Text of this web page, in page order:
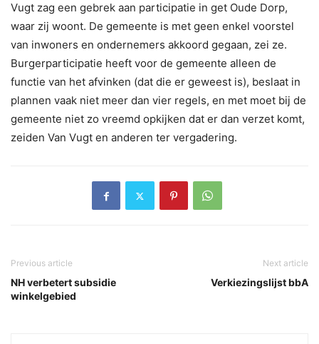
Vugt zag een gebrek aan participatie in get Oude Dorp,
waar zij woont. De gemeente is met geen enkel voorstel
van inwoners en ondernemers akkoord gegaan, zei ze.
Burgerparticipatie heeft voor de gemeente alleen de
functie van het afvinken (dat die er geweest is), beslaat in
plannen vaak niet meer dan vier regels, en met moet bij de
gemeente niet zo vreemd opkijken dat er dan verzet komt,
zeiden Van Vugt en anderen ter vergadering.
Previous article
NH verbetert subsidie
winkelgebied
Next article
Verkiezingslijst bbA